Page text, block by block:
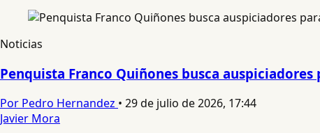
Noticias
Penquista Franco Quiñones busca
Por Pedro Hernandez • 29 de julio de 2026, 17:44
Javier Mora